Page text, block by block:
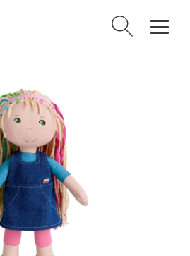
Vyhledávání